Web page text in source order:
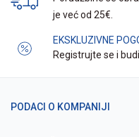
je već od 25€.
EKSKLUZIVNE
Registrujte se i
PODACI O KOMPANIJI